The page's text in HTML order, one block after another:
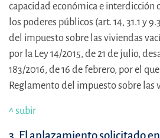
capacidad económica e interdicción
los poderes públicos (art. 14, 31.1 y
del impuesto sobre las viviendas
por la Ley 14/2015, de 21 de julio,
183/2016, de 16 de febrero, por el que
Reglamento del impuesto sobre las
^ subir